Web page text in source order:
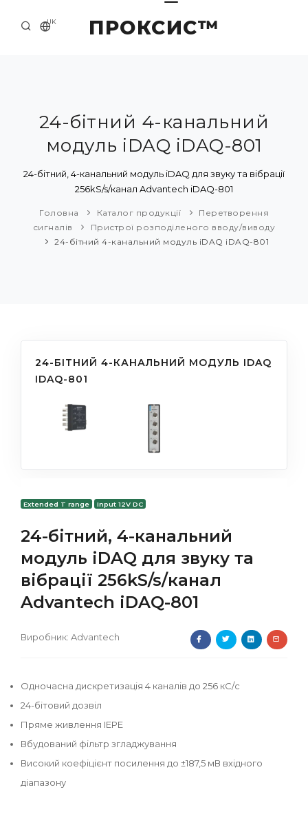
ПРОКСИС™
UK
ПРО НАС
ПРИКЛАДИ ТА РІШЕННЯ
КАТАЛОГ ПРОДУКЦІЇ
24-бітний 4-канальний
модуль iDAQ iDAQ-801
24-бітний, 4-канальний модуль iDAQ для звуку та вібрації
256kS/s/канал Advantech iDAQ-801
Головна Каталог продукції
Перетворення
сигналів
Пристрої розподіленого вводу/виводу
24-бітний 4-канальний модуль iDAQ iDAQ-801
24-БІТНИЙ 4-КАНАЛЬНИЙ МОДУЛЬ IDAQ
IDAQ-801
Extended T range Input 12V DC
24-бітний, 4-канальний
модуль iDAQ для звуку та
вібрації 256kS/s/канал
Advantech iDAQ-801
Виробник: Advantech
Одночасна дискретизація 4 каналів до 256 кС/с
24-бітовий дозвіл
Пряме живлення IEPE
Вбудований фільтр згладжування
Високий коефіцієнт посилення до ±187,5 мВ вхідного
діапазону